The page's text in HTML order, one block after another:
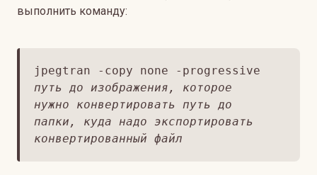
выполнить команду:
jpegtran -copy none -progressive
путь до изображения, которое
нужно конвертировать
путь до
папки, куда надо экспортировать
конвертированный файл